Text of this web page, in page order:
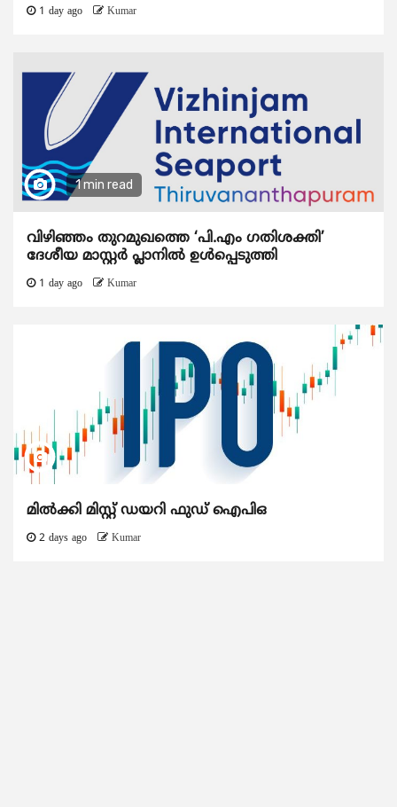
1 day ago Kumar
1 min read
വിഴിഞ്ഞം തുറമുഖത്തെ ‘പി.എം ഗതിശക്തി’
ദേശീയ മാസ്റ്റർ പ്ലാനിൽ ഉൾപ്പെടുത്തി
1 day ago Kumar
മിൽക്കി മിസ്റ്റ് ഡയറി ഫുഡ് ഐപിഒ
2 days ago Kumar